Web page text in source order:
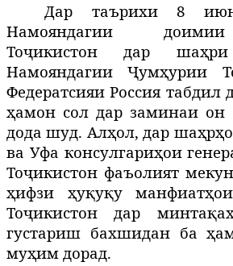
Дар таърихи 8
Намояндагии
Тоҷикистон дар
Намояндагии Ҷумҳурии
Федератсияи Россия табдил
ҳамон сол дар заминаи он
дода шуд. Алҳол, дар
ва Уфа консулгариҳои
Тоҷикистон фаъолият
ҳифзи ҳуқуқу
Тоҷикистон дар
густариш бахшидан ба
муҳим дорад.